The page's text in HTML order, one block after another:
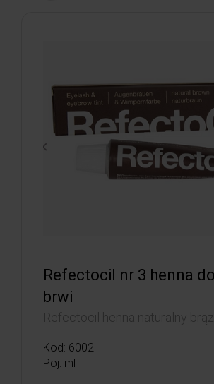
Refectocil nr 3 henna
brwi
Refectocil henna naturalny brąz
Kod: 6002
Poj: ml